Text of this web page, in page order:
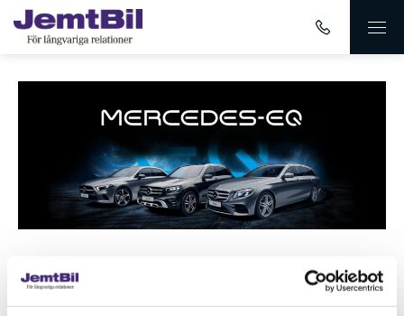
Dörr-till-dörr erbjudande för
MERCEDES-EQ kunder